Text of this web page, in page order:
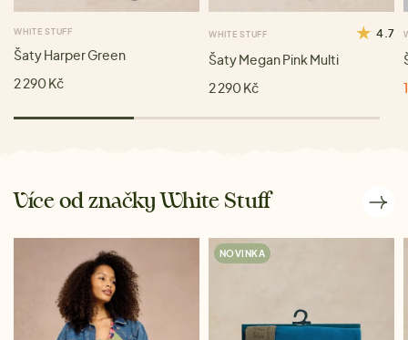
WHITE STUFF
Šaty Harper Green
2 290 Kč
WHITE STUFF 4.7
Šaty Megan Pink Multi
2 290 Kč
Více od značky White Stuff
NOVINKA